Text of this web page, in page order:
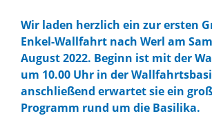
Wir laden herzlich ein zur ersten
Enkel-Wallfahrt nach Werl am
August 2022. Beginn ist mit der
um 10.00 Uhr in der
anschließend erwartet sie ein
Programm rund um die Basilika.